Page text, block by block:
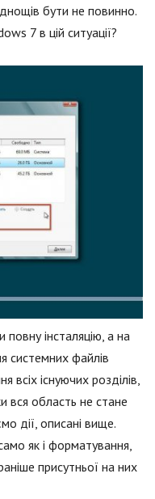
бути не повинно.
7 в цій ситуації?
інсталяцію, а на
системних файлів
всіх існуючих розділів,
вся область не стане
дії, описані вище.
як і форматування,
присутньої на них